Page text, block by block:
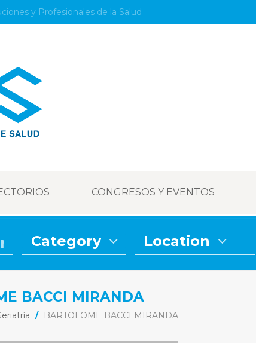
y Profesionales de la Salud
CONGRESOS Y EVENTOS
Category Location
BACCI MIRANDA
/ BARTOLOME BACCI MIRANDA